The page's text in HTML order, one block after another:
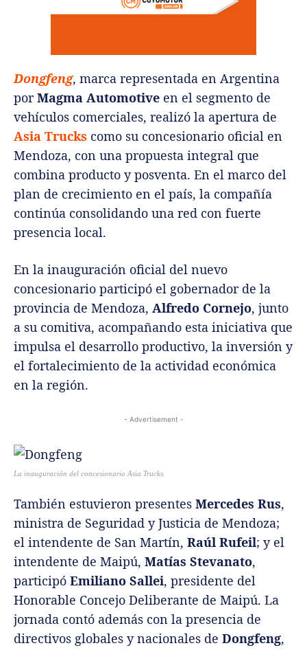
Dongfeng, marca representada en Argentina
porMagma Automotive en el segmento de
vehículos comerciales, realizó la apertura de
Asia Trucks como su concesionario oficial en
Mendoza, con una propuesta integral que
combina producto y posventa. En el marco del
plan de crecimiento en el país, la compañía
continúa consolidando una red con fuerte
presencia local.
En la inauguración oficial del nuevo
concesionario participó el gobernador de la
provincia de Mendoza, Alfredo Cornejo, junto
a su comitiva, acompañando esta iniciativa que
impulsa el desarrollo productivo, la inversión y
el fortalecimiento de la actividad económica
en la región.
- Advertisement -
La inauguración del concesionario Asia Trucks.
También estuvieron presentes Mercedes Rus,
ministra de Seguridad y Justicia de Mendoza;
el intendente de San Martín, Raúl Rufeil; y el
intendente de Maipú, Matías Stevanato,
participó Emiliano Sallei, presidente del
Honorable Concejo Deliberante de Maipú. La
jornada contó además con la presencia de
directivos globales y nacionales de Dongfeng,